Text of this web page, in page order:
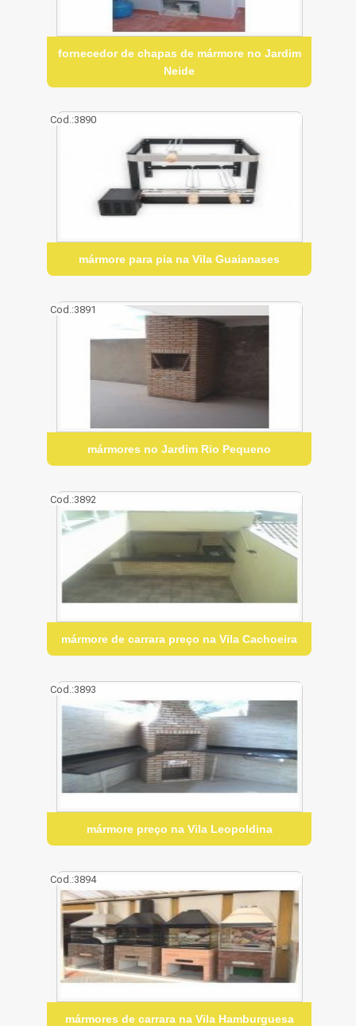
fornecedor de chapas de mármore no Jardim
Neide
Cod.:3890
mármore para pia na Vila Guaianases
Cod.:3891
mármores no Jardim Rio Pequeno
Cod.:3892
mármore de carrara preço na Vila Cachoeira
Cod.:3893
mármore preço na Vila Leopoldina
Cod.:3894
mármores de carrara na Vila Hamburguesa